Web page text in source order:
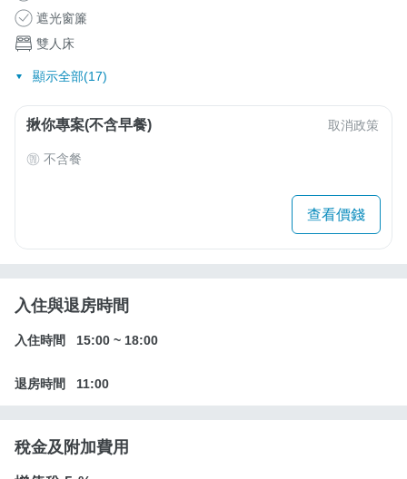
遮光窗簾
雙人床
顯示全部(17)
揪你專案(不含早餐) 取消政策
不含餐
查看價錢
入住與退房時間
入住時間 15:00 ~ 18:00
退房時間 11:00
稅金及附加費用